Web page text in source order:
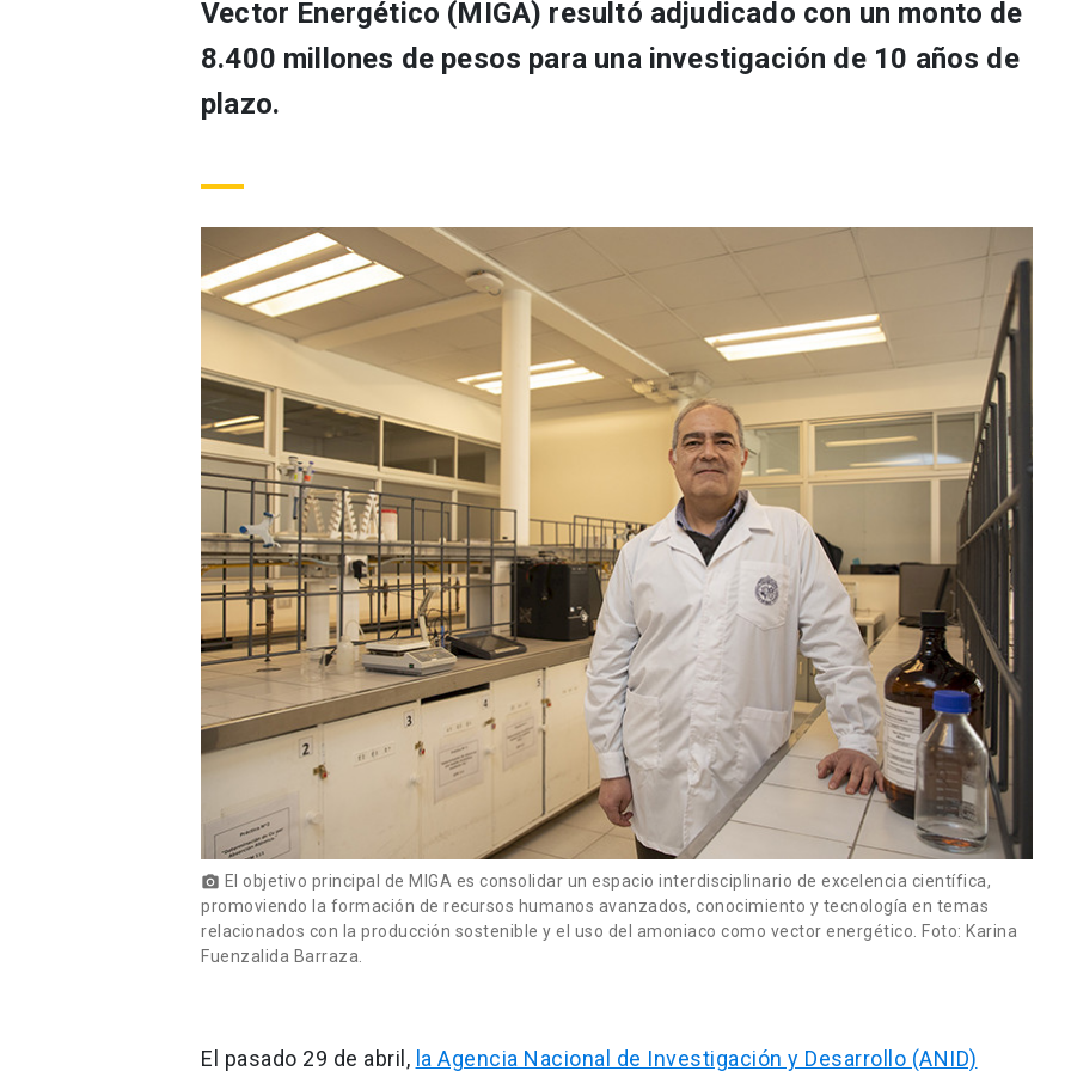
Vector Energético (MIGA) resultó adjudicado con un monto de
8.400 millones de pesos para una investigación de 10 años de
plazo.
photo_camera El objetivo principal de MIGA es consolidar un espacio interdisciplinario de excelencia científica,
promoviendo la formación de recursos humanos avanzados, conocimiento y tecnología en temas
relacionados con la producción sostenible y el uso del amoniaco como vector energético. Foto: Karina
Fuenzalida Barraza.
El pasado 29 de abril, la Agencia Nacional de Investigación y Desarrollo (ANID)